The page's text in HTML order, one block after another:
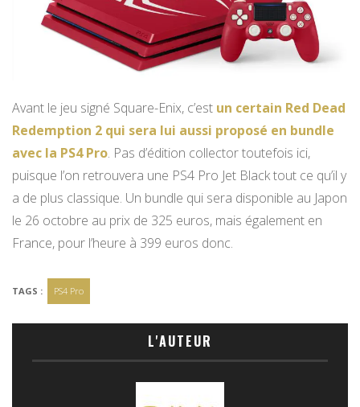
Avant le jeu signé Square-Enix, c’est un certain Red Dead
Redemption 2 qui sera lui aussi proposé en bundle
avec la PS4 Pro. Pas d’édition collector toutefois ici,
puisque l’on retrouvera une PS4 Pro Jet Black tout ce qu’il y
a de plus classique. Un bundle qui sera disponible au Japon
le 26 octobre au prix de 325 euros, mais également en
France, pour l’heure à 399 euros donc.
TAGS : PS4 Pro
L'AUTEUR